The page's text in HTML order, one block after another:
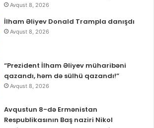
Avqust 8, 2026
İlham Əliyev Donald Trampla danışdı
Avqust 8, 2026
“Prezident İlham Əliyev müharibəni
qazandı, həm də sülhü qazandı!”
Avqust 8, 2026
Avqustun 8-də Ermənistan
Respublikasının Baş naziri Nikol